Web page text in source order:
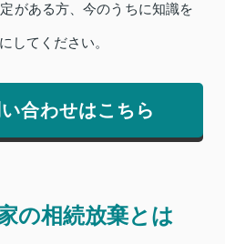
がある方、今のうちに知識を
してください。
合わせはこちら
の相続放棄とは